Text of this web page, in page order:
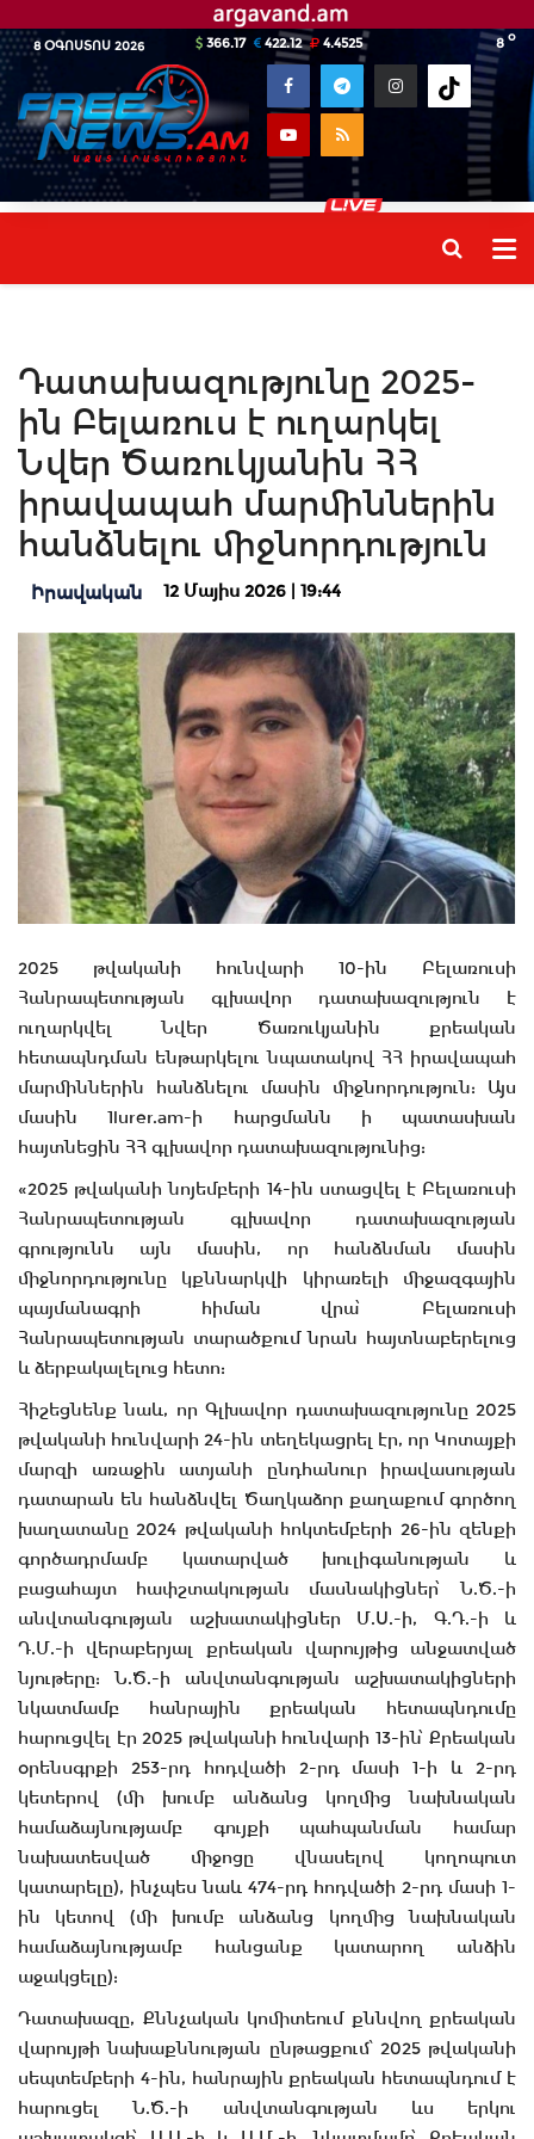
8 ՕԳՈՍՏՈՍ 2026 8 o
366.17 422.12 4.4525
Դատախազությունը 2025-
ին Բելառուս է ուղարկել
Նվեր Ծառուկյանին ՀՀ
իրավապահ մարմիններին
հանձնելու միջնորդություն
Իրավական 12 Մայիս 2026 | 19:44
2025 թվականի հունվարի 10-ին Բելառուսի
Հանրապետության գլխավոր դատախազություն է
ուղարկվել Նվեր Ծառուկյանին քրեական
հետապնդման ենթարկելու նպատակով ՀՀ իրավապահ
մարմիններին հանձնելու մասին միջնորդություն: Այս
մասին 1lurer.am-ի հարցմանն ի պատասխան
հայտնեցին ՀՀ գլխավոր դատախազությունից:
«2025 թվականի նոյեմբերի 14-ին ստացվել է Բելառուսի
Հանրապետության գլխավոր դատախազության
գրությունն այն մասին, որ հանձնման մասին
միջնորդությունը կքննարկվի կիրառելի միջազգային
պայմանագրի հիման վրա՝ Բելառուսի
Հանրապետության տարածքում նրան հայտնաբերելուց
և ձերբակալելուց հետո:
Հիշեցնենք նաև, որ Գլխավոր դատախազությունը 2025
թվականի հունվարի 24-ին տեղեկացրել էր, որ Կոտայքի
մարզի առաջին ատյանի ընդհանուր իրավասության
դատարան են հանձնվել Ծաղկաձոր քաղաքում գործող
խաղատանը 2024 թվականի հոկտեմբերի 26-ին զենքի
գործադրմամբ կատարված խուլիգանության և
բացահայտ հափշտակության մասնակիցներ՝ Ն.Ծ.-ի
անվտանգության աշխատակիցներ Մ.Ս.-ի, Գ.Դ.-ի և
Դ.Մ.-ի վերաբերյալ քրեական վարույթից անջատված
նյութերը: Ն.Ծ.-ի անվտանգության աշխատակիցների
նկատմամբ հանրային քրեական հետապնդումը
հարուցվել էր 2025 թվականի հունվարի 13-ին՝ Քրեական
օրենսգրքի 253-րդ հոդվածի 2-րդ մասի 1-ի և 2-րդ
կետերով (մի խումբ անձանց կողմից նախնական
համաձայնությամբ գույքի պահպանման համար
նախատեսված միջոցը վնասելով կողոպուտ
կատարելը), ինչպես նաև 474-րդ հոդվածի 2-րդ մասի 1-
ին կետով (մի խումբ անձանց կողմից նախնական
համաձայնությամբ հանցանք կատարող անձին
աջակցելը):
Դատախազը, Քննչական կոմիտեում քննվող քրեական
վարույթի նախաքննության ընթացքում՝ 2025 թվականի
սեպտեմբերի 4-ին, հանրային քրեական հետապնդում է
հարուցել Ն.Ծ.-ի անվտանգության ևս երկու